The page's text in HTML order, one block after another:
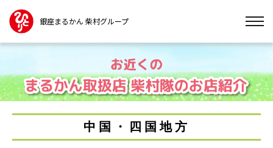
銀座まるかん 柴村グループ
中国・四国地方